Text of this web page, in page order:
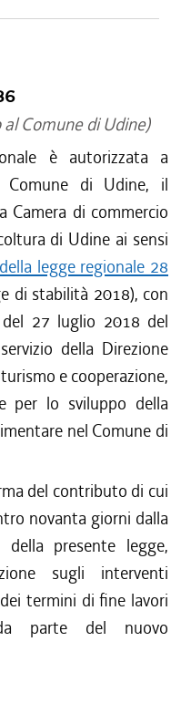
Comune di Udine)
è autorizzata a
Comune di Udine, il
Camera di commercio
di Udine ai sensi
legge regionale 28
di stabilità 2018), con
27 luglio 2018 del
della Direzione
e cooperazione,
per lo sviluppo della
nel Comune di
del contributo di cui
novanta giorni dalla
presente legge,
sugli interventi
termini di fine lavori
parte del nuovo